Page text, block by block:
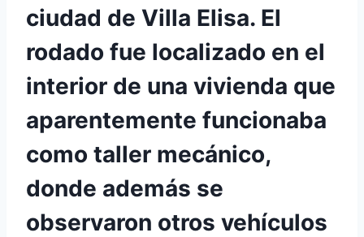
ciudad de Villa Elisa. El
rodado fue localizado en el
interior de una vivienda que
aparentemente funcionaba
como taller mecánico,
donde además se
observaron otros vehículos